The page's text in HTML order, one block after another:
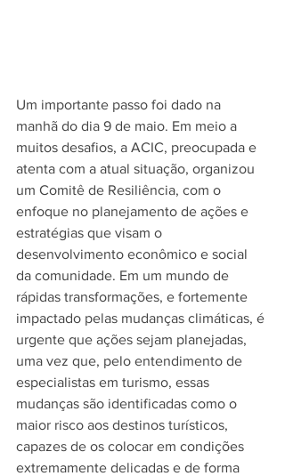
Um importante passo foi dado na
manhã do dia 9 de maio. Em meio a
muitos desafios, a ACIC, preocupada e
atenta com a atual situação, organizou
um Comitê de Resiliência, com o
enfoque no planejamento de ações e
estratégias que visam o
desenvolvimento econômico e social
da comunidade. Em um mundo de
rápidas transformações, e fortemente
impactado pelas mudanças climáticas, é
urgente que ações sejam planejadas,
uma vez que, pelo entendimento de
especialistas em turismo, essas
mudanças são identificadas como o
maior risco aos destinos turísticos,
capazes de os colocar em condições
extremamente delicadas e de forma